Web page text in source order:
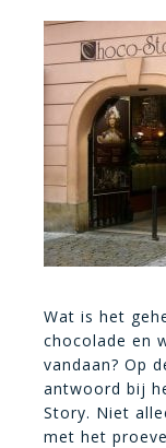
Wat is het
chocolade en
vandaan? Op
antwoord bij
Story. Niet
met het